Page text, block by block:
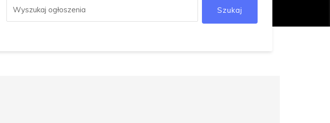
Szukaj